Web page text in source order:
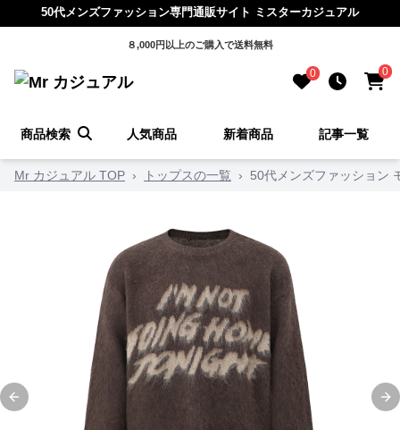
50代メンズファッション専門通販サイト ミスターカジュアル
８,000円以上のご購入で送料無料
0 0
商品検索 人気商品 新着商品 記事一覧
Mr カジュアル TOP › トップスの一覧 › 50代メンズファッション
Previous slide